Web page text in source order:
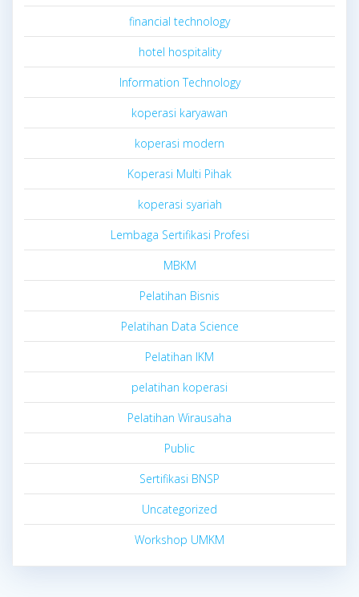
financial technology
hotel hospitality
Information Technology
koperasi karyawan
koperasi modern
Koperasi Multi Pihak
koperasi syariah
Lembaga Sertifikasi Profesi
MBKM
Pelatihan Bisnis
Pelatihan Data Science
Pelatihan IKM
pelatihan koperasi
Pelatihan Wirausaha
Public
Sertifikasi BNSP
Uncategorized
Workshop UMKM